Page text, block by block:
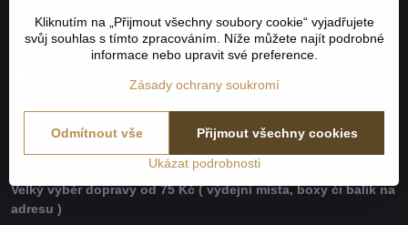
GDPR
Kontakt
Důvody proč nákup u nás
Garance vrácení zboží do 30 dnů
Velký výběr dopravy od 75 Kč ( výdejní místa, boxy či balík na
adresu )
Kliknutím na „Přijmout všechny soubory cookie“ vyjadřujete
svůj souhlas s tímto zpracováním. Níže můžete najít podrobné
informace nebo upravit své preference.
Zásady ochrany soukromí
Ukázat podrobnosti
Přijmout všechny cookies
Odmítnout vše